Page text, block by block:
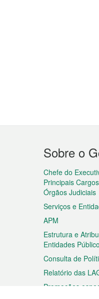
Menu
do
rodapé
Sobre o
Chefe do
Principais
Órgãos Judiciais
Serviços e
APM
Estrutura e
Entidades
Consulta de
Relatório das
Promoções